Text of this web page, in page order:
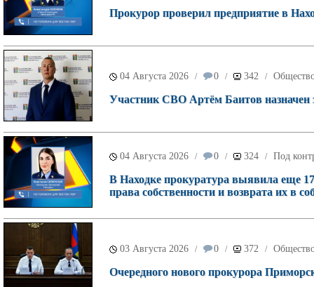
Прокурор проверил предприятие в
04 Августа 2026 / 0 / 342 /
Участник СВО Артём Баитов назначен
04 Августа 2026 / 0 / 324 / Под
В Находке прокуратура выявила еще
права собственности и возврата их в
03 Августа 2026 / 0 / 372 /
Очередного нового прокурора